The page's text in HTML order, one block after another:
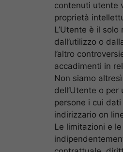
contenuti utente
proprietà
L’Utente è il
dall’utilizzo o
l’altro
accadimenti in
Non siamo
dell’Utente o
persone i cui
indirizzario on
Le limitazioni e